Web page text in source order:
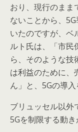
おり、現行のまま
ないことから、
いたのですが、ベ
ルト氏は、「市民
ら、そのような技
は利益のために、
ん」と、5Gの導
ブリュッセル以外
5Gを制限する動き